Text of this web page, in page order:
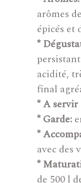
arômes
épicés et
*
acidité,
final
* A servir
* Garde:
*
avec des
*
de 500 l